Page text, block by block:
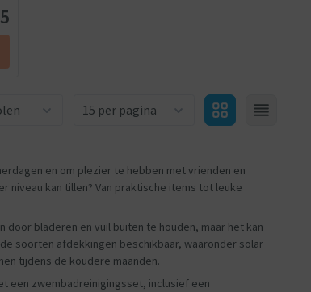
en om plezier te hebben met vrienden en
niveau kan tillen? Van praktische items tot leuke
bladeren en vuil buiten te houden, maar het kan
soorten afdekkingen beschikbaar, waaronder solar
tijdens de koudere maanden.
een zwembadreinigingsset, inclusief een